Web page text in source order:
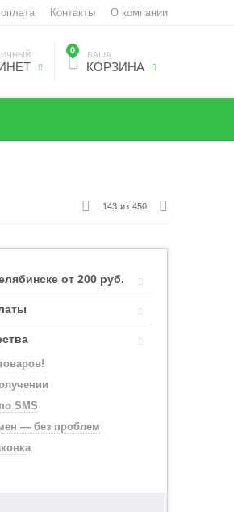
Контакты О компании
0 ВАША
КОРЗИНА
143 из 450
от 200 руб.
SMS
— без проблем